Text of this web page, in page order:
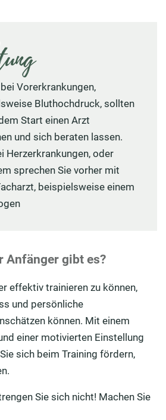
Vorerkrankungen,
Bluthochdruck, sollten
Start einen Arzt
und sich beraten lassen.
Herzerkrankungen, oder
sprechen Sie vorher mit
beispielsweise einem
Anfänger gibt es?
effektiv trainieren zu können,
und persönliche
können. Mit einem
einer motivierten Einstellung
sich beim Training fördern,
Sie sich nicht! Machen Sie